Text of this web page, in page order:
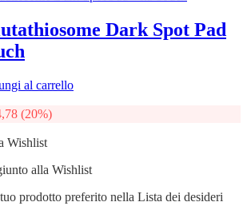
Dark Spot Pad
al carrello
(20%)
Wishlist
prodotto preferito nella Lista dei desideri